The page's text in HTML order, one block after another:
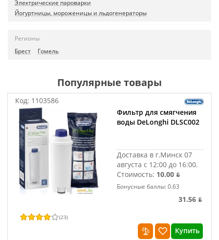
Электрические пароварки
Йогуртницы, мороженицы и льдогенераторы
Регионы
Брест
Гомель
Популярные товары
Код: 1103586
Фильтр для смягчения
воды DeLonghi DLSC002
Доставка в г.Минск 07
августа с 12:00 до 16:00.
Стоимость: 10.00 ƃ
Бонусные баллы: 0.63
31.56 ƃ
(23)
Купить